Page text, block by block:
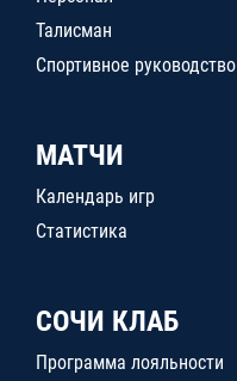
Талисман
Спортивное руководство
МАТЧИ
Календарь игр
Статистика
СОЧИ КЛАБ
Программа лояльности